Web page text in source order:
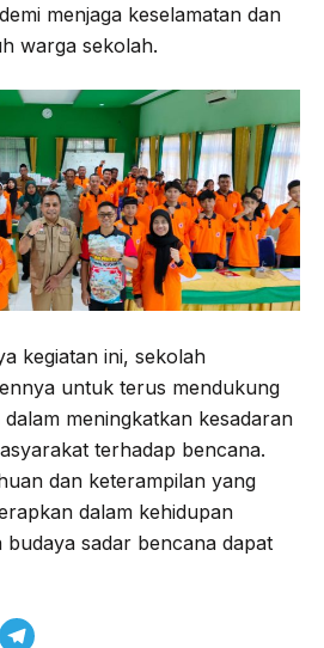
menjaga keselamatan dan
warga sekolah.
kegiatan ini, sekolah
untuk terus mendukung
meningkatkan kesadaran
terhadap bencana.
dan keterampilan yang
dalam kehidupan
sadar bencana dapat
T